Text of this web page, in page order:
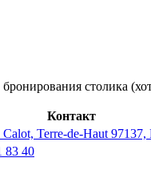
столика
Контакт
Calot, Terre-de-Haut 97137,
83 40